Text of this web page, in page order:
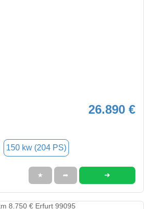
26.890 €
150 kw (204 PS)
★ ➦ ➜